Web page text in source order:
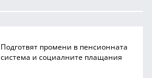
Подготвят промени в пенсионната
система и социалните плащания